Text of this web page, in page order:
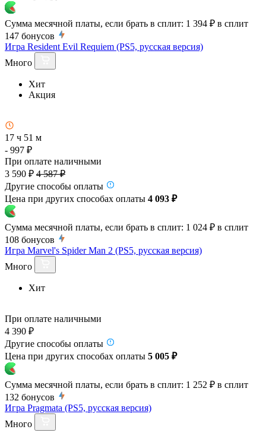
Сумма месячной платы, если брать в сплит: 1 394 ₽ в сплит
147 бонусов
Игра Resident Evil Requiem (PS5, русская версия)
Много
Хит
Акция
17 ч 51 м
- 997 ₽
При оплате наличными
3 590 ₽ 4 587 ₽
Другие способы оплаты
Цена при других способах оплаты 4 093 ₽
Сумма месячной платы, если брать в сплит: 1 024 ₽ в сплит
108 бонусов
Игра Marvel's Spider Man 2 (PS5, русская версия)
Много
Хит
При оплате наличными
4 390 ₽
Другие способы оплаты
Цена при других способах оплаты 5 005 ₽
Сумма месячной платы, если брать в сплит: 1 252 ₽ в сплит
132 бонусов
Игра Pragmata (PS5, русская версия)
Много